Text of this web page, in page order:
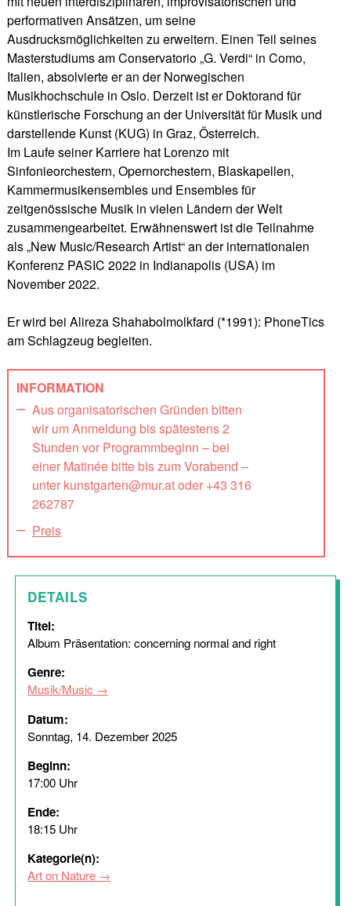
performativen Ansätzen, um seine
Ausdrucksmöglichkeiten zu erweitern. Einen Teil seines
Masterstudiums am Conservatorio „G. Verdi“ in Como,
Italien, absolvierte er an der Norwegischen
Musikhochschule in Oslo. Derzeit ist er Doktorand für
künstlerische Forschung an der Universität für Musik und
darstellende Kunst (KUG) in Graz, Österreich.
Im Laufe seiner Karriere hat Lorenzo mit
Sinfonieorchestern, Opernorchestern, Blaskapellen,
Kammermusikensembles und Ensembles für
zeitgenössische Musik in vielen Ländern der Welt
zusammengearbeitet. Erwähnenswert ist die Teilnahme
als „New Music/Research Artist“ an der internationalen
Konferenz PASIC 2022 in Indianapolis (USA) im
November 2022.
Er wird bei Alireza Shahabolmolkfard (*1991): PhoneTics
am Schlagzeug begleiten.
INFORMATION
Aus organisatorischen Gründen bitten
wir um Anmeldung bis spätestens 2
Stunden vor Programmbeginn – bei
einer Matinée bitte bis zum Vorabend –
unter kunstgarten@mur.at oder +43 316
262787
Preis
DETAILS
Titel:
Album Präsentation: concerning normal and right
Genre:
Musik/Music
Datum:
Sonntag, 14. Dezember 2025
Beginn:
17:00 Uhr
Ende:
18:15 Uhr
Kategorie(n):
Art on Nature